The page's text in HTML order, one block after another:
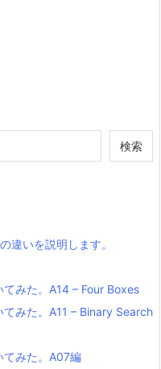
検索
いを説明します。
みた。A14 – Four Boxes
みた。A11 – Binary Search
てみた。A07編